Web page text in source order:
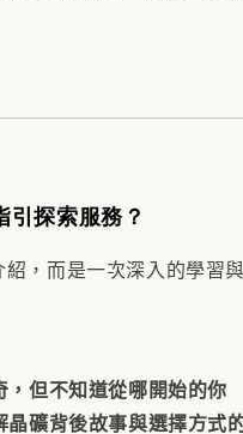
引探索服務？
，而是一次深入的學習
，但不知道從哪開始的你
晶礦背後故事與選擇方式